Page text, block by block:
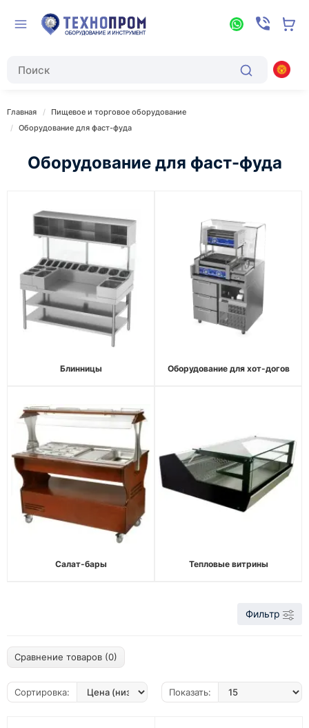
Главная
Пищевое и торговое оборудование
Оборудование для фаст-фуда
Оборудование для фаст-фуда
Блинницы Оборудование для хот-догов
Салат-бары Тепловые витрины
Фильтр
Сравнение товаров (0)
Сортировка: Показать: